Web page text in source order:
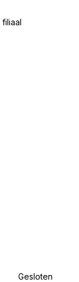
Gesloten